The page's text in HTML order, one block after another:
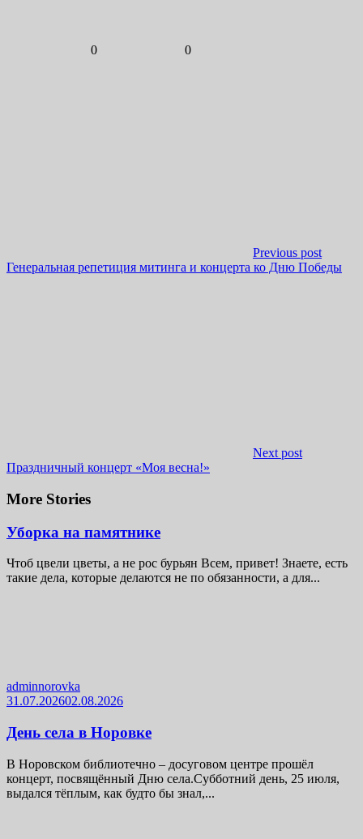
0 0
Previous post
Генеральная репетиция митинга и концерта ко Дню Победы
Next post
Праздничный концерт «Моя весна!»
More Stories
Уборка на памятнике
Чтоб цвели цветы, а не рос бурьян Всем, привет! Знаете, есть
такие дела, которые делаются не по обязанности, а для...
adminnorovka
31.07.202602.08.2026
День села в Норовке
В Норовском библиотечно – досуговом центре прошёл
концерт, посвящённый Дню села.Субботний день, 25 июля,
выдался тёплым, как будто бы знал,...